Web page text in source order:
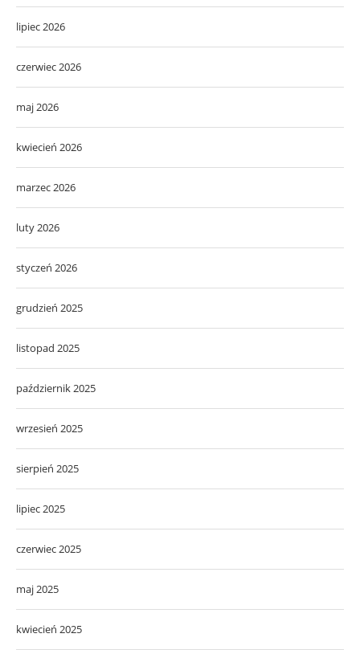
lipiec 2026
czerwiec 2026
maj 2026
kwiecień 2026
marzec 2026
luty 2026
styczeń 2026
grudzień 2025
listopad 2025
październik 2025
wrzesień 2025
sierpień 2025
lipiec 2025
czerwiec 2025
maj 2025
kwiecień 2025